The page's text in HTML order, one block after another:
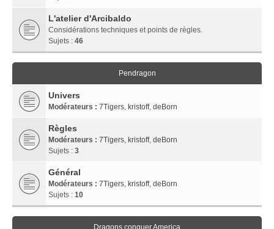
L'atelier d'Arcibaldo
Considérations techniques et points de règles.
Sujets : 46
Pendragon
Univers
Modérateurs : 7Tigers, kristoff, deBorn
Règles
Modérateurs : 7Tigers, kristoff, deBorn
Sujets : 3
Général
Modérateurs : 7Tigers, kristoff, deBorn
Sujets : 10
Dragons conquer America